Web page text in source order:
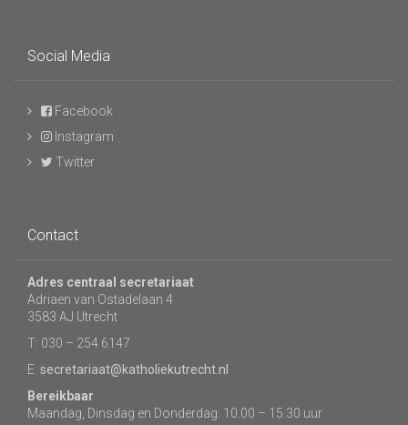
Social Media
Facebook
Instagram
Twitter
Contact
Adres centraal secretariaat
Adriaen van Ostadelaan 4
3583 AJ Utrecht
T: 030 – 254 6147
E: secretariaat@katholiekutrecht.nl
Bereikbaar
Maandag, Dinsdag en Donderdag: 10.00 – 15.30 uur